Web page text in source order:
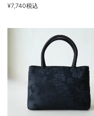
¥7,740税込